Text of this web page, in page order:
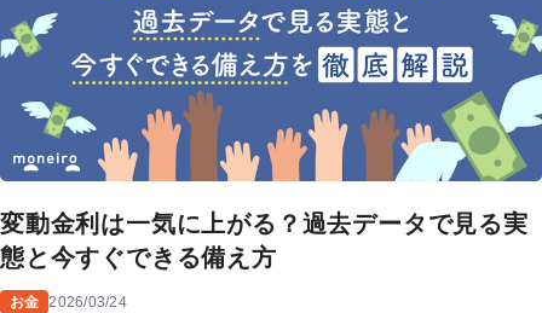
変動金利は一気に上がる？過去データで見る実
態と今すぐできる備え方
お金 2026/03/24